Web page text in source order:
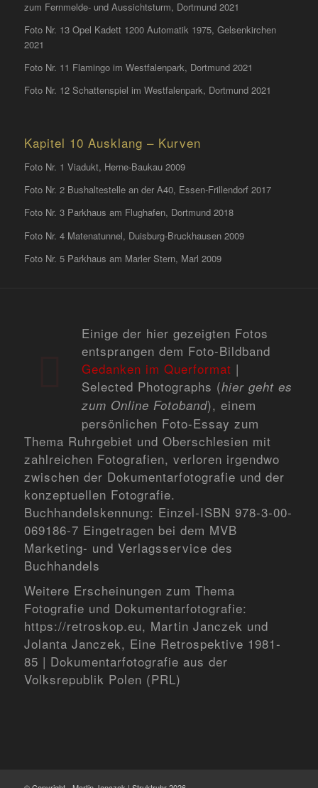
zum Fernmelde- und Aussichtsturm, Dortmund 2021
Foto Nr. 13 Opel Kadett 1200 Automatik 1975, Gelsenkirchen
2021
Foto Nr. 11 Flamingo im Westfalenpark, Dortmund 2021
Foto Nr. 12 Schattenspiel im Westfalenpark, Dortmund 2021
Kapitel 10 Ausklang – Kurven
Foto Nr. 1 Viadukt, Herne-Baukau 2009
Foto Nr. 2 Bushaltestelle an der A40, Essen-Frillendorf 2017
Foto Nr. 3 Parkhaus am Flughafen, Dortmund 2018
Foto Nr. 4 Matenatunnel, Duisburg-Bruckhausen 2009
Foto Nr. 5 Parkhaus am Marler Stern, Marl 2009
Einige der hier gezeigten Fotos
entsprangen dem Foto-Bildband
Gedanken im Querformat |
Selected Photographs (hier geht es
zum Online Fotoband), einem
persönlichen Foto-Essay zum
Thema Ruhrgebiet und Oberschlesien mit
zahlreichen Fotografien, verloren irgendwo
zwischen der Dokumentarfotografie und der
konzeptuellen Fotografie.
Buchhandelskennung: Einzel-ISBN 978-3‑00-
069186‑7 Eingetragen bei dem MVB
Marketing- und Verlagsservice des
Buchhandels
Weitere Erscheinungen zum Thema
Fotografie und Dokumentarfotografie:
https://retroskop.eu, Martin Janczek und
Jolanta Janczek, Eine Retrospektive 1981-
85 | Dokumentarfotografie aus der
Volksrepublik Polen (PRL)